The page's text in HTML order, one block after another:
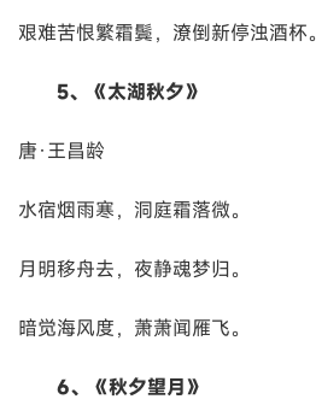
艰难苦恨繁霜鬓，潦倒新停浊酒杯。
5、《太湖秋夕》
唐·王昌龄
水宿烟雨寒，洞庭霜落微。
月明移舟去，夜静魂梦归。
暗觉海风度，萧萧闻雁飞。
6、《秋夕望月》